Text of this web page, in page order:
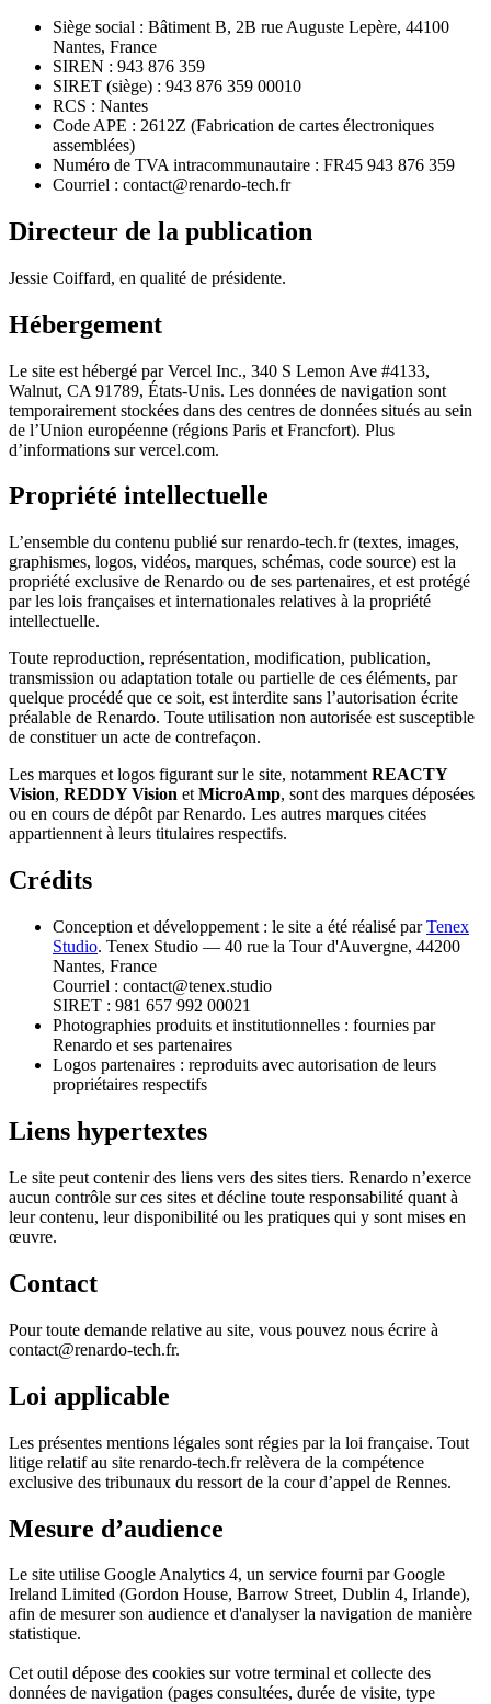
Siège social : Bâtiment B, 2B rue Auguste Lepère, 44100
Nantes, France
SIREN : 943 876 359
SIRET (siège) : 943 876 359 00010
RCS : Nantes
Code APE : 2612Z (Fabrication de cartes électroniques
assemblées)
Numéro de TVA intracommunautaire : FR45 943 876 359
Courriel : contact@renardo-tech.fr
Directeur de la publication
Jessie Coiffard, en qualité de présidente.
Hébergement
Le site est hébergé par Vercel Inc., 340 S Lemon Ave #4133,
Walnut, CA 91789, États-Unis. Les données de navigation sont
temporairement stockées dans des centres de données situés au sein
de l’Union européenne (régions Paris et Francfort). Plus
d’informations sur vercel.com.
Propriété intellectuelle
L’ensemble du contenu publié sur renardo-tech.fr (textes, images,
graphismes, logos, vidéos, marques, schémas, code source) est la
propriété exclusive de Renardo ou de ses partenaires, et est protégé
par les lois françaises et internationales relatives à la propriété
intellectuelle.
Toute reproduction, représentation, modification, publication,
transmission ou adaptation totale ou partielle de ces éléments, par
quelque procédé que ce soit, est interdite sans l’autorisation écrite
préalable de Renardo. Toute utilisation non autorisée est susceptible
de constituer un acte de contrefaçon.
Les marques et logos figurant sur le site, notamment REACTY
Vision, REDDY Vision et MicroAmp, sont des marques déposées
ou en cours de dépôt par Renardo. Les autres marques citées
appartiennent à leurs titulaires respectifs.
Crédits
Conception et développement : le site a été réalisé parTenex
Studio. Tenex Studio — 40 rue la Tour d'Auvergne, 44200
Nantes, France
Courriel : contact@tenex.studio
SIRET : 981 657 992 00021
Photographies produits et institutionnelles : fournies par
Renardo et ses partenaires
Logos partenaires : reproduits avec autorisation de leurs
propriétaires respectifs
Liens hypertextes
Le site peut contenir des liens vers des sites tiers. Renardo n’exerce
aucun contrôle sur ces sites et décline toute responsabilité quant à
leur contenu, leur disponibilité ou les pratiques qui y sont mises en
œuvre.
Contact
Pour toute demande relative au site, vous pouvez nous écrire à
contact@renardo-tech.fr.
Loi applicable
Les présentes mentions légales sont régies par la loi française. Tout
litige relatif au site renardo-tech.fr relèvera de la compétence
exclusive des tribunaux du ressort de la cour d’appel de Rennes.
Mesure d’audience
Le site utilise Google Analytics 4, un service fourni par Google
Ireland Limited (Gordon House, Barrow Street, Dublin 4, Irlande),
afin de mesurer son audience et d'analyser la navigation de manière
statistique.
Cet outil dépose des cookies sur votre terminal et collecte des
données de navigation (pages consultées, durée de visite, type